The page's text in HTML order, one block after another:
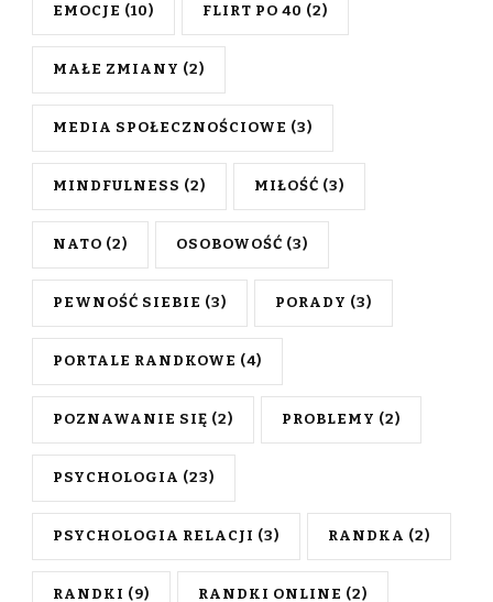
EMOCJE (10) FLIRT PO 40 (2)
MAŁE ZMIANY (2)
MEDIA SPOŁECZNOŚCIOWE (3)
MINDFULNESS (2) MIŁOŚĆ (3)
NATO (2) OSOBOWOŚĆ (3)
PEWNOŚĆ SIEBIE (3) PORADY (3)
PORTALE RANDKOWE (4)
POZNAWANIE SIĘ (2) PROBLEMY (2)
PSYCHOLOGIA (23)
PSYCHOLOGIA RELACJI (3) RANDKA (2)
RANDKI (9) RANDKI ONLINE (2)